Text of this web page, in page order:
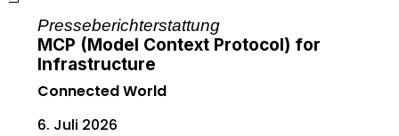
Presseberichterstattung
MCP (Model Context Protocol) for
Infrastructure
Connected World
6. Juli 2026